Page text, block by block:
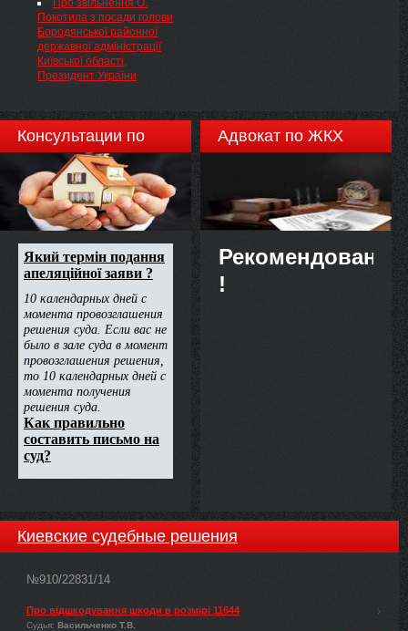
Про звільнення О.
Покотила з посади голови
Бородянської районної
державної адміністрації
Київської області,
Президент України
Консультации по
недвижимости
Адвокат по ЖКХ
Рекомендовано
!
Киевские судебные решения
№910/22831/14
Про відшкодування шкоди в розмірі 11644
Судья: Васильченко Т.В.